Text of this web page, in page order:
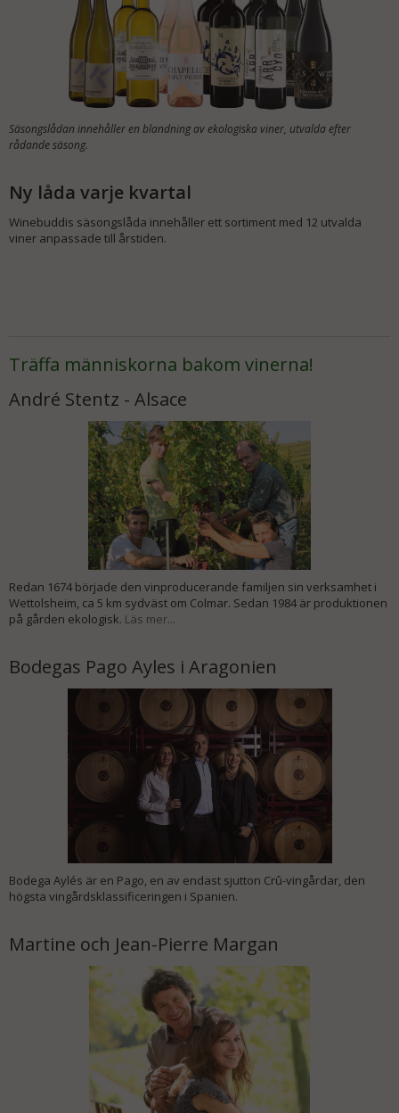
Säsongslådan innehåller en blandning av ekologiska viner, utvalda efter
rådande säsong.
Ny låda varje kvartal
Winebuddis säsongslåda innehåller ett sortiment med 12 utvalda
viner anpassade till årstiden.
Träffa människorna bakom vinerna!
André Stentz - Alsace
Redan 1674 började den vinproducerande familjen sin verksamhet i
Wettolsheim, ca 5 km sydväst om Colmar. Sedan 1984 är produktionen
på gården ekologisk. Läs mer...
Bodegas Pago Ayles i Aragonien
Bodega Aylés är en Pago, en av endast sjutton Crû-vingårdar, den
högsta vingårdsklassificeringen i Spanien.
Martine och Jean-Pierre Margan